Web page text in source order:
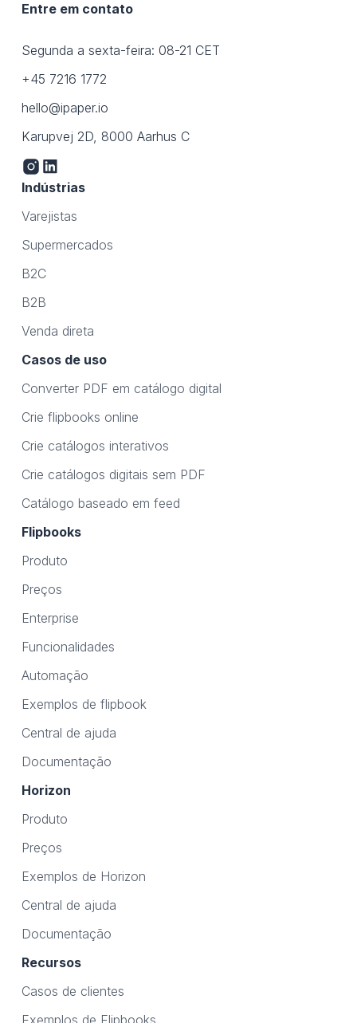
Entre em contato
Segunda a sexta-feira: 08-21 CET
+45 7216 1772
hello@ipaper.io
Karupvej 2D, 8000 Aarhus C
Indústrias
Varejistas
Supermercados
B2C
B2B
Venda direta
Casos de uso
Converter PDF em catálogo digital
Crie flipbooks online
Crie catálogos interativos
Crie catálogos digitais sem PDF
Catálogo baseado em feed
Flipbooks
Produto
Preços
Enterprise
Funcionalidades
Automação
Exemplos de flipbook
Central de ajuda
Documentação
Horizon
Produto
Preços
Exemplos de Horizon
Central de ajuda
Documentação
Recursos
Casos de clientes
Exemplos de Flipbooks